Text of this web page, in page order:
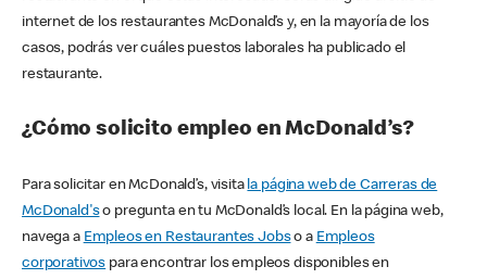
internet de los restaurantes McDonald’s y, en la mayoría de los
casos, podrás ver cuáles puestos laborales ha publicado el
restaurante.
¿Cómo solicito empleo en McDonald’s?
Para solicitar en McDonald’s, visita la página web de Carreras de
McDonald'so pregunta en tu McDonald’s local. En la página web,
navega a Empleos en Restaurantes Jobso a Empleos
corporativos para encontrar los empleos disponibles en